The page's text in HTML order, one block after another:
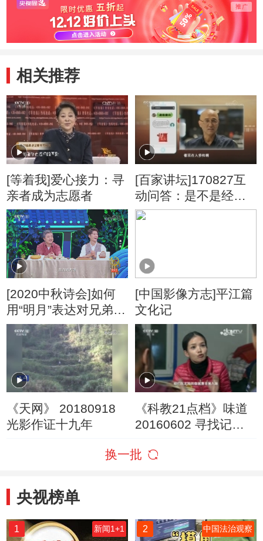
相关推荐
[等着我]爱心接力：寻
亲者成为志愿者
[百家讲坛]170827互
动问答：是不是经过
进化人类变得越来越
[2020中秋诗会]如何
用“明月”表达对兄弟的
不舍和思念？
[中国影像方志]平江篇
文化记
《天网》 20180918
光影作证十九年
《科教21点档》味道
20160602 寻找记忆
换一批
央视榜单
1 新闻1+1 2 中国法治观察